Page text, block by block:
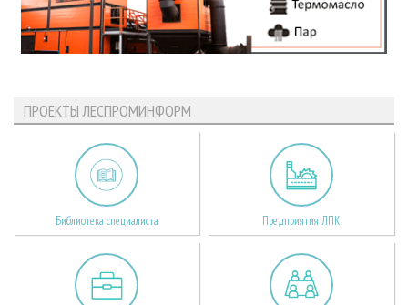
ПРОЕКТЫ ЛЕСПРОМИНФОРМ
Библиотека специалиста Предприятия ЛПК